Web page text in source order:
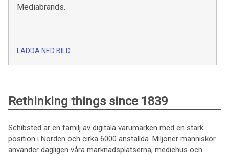
Mediabrands.
LADDA NED BILD
Rethinking things since 1839
Schibsted är en familj av digitala varumärken med en stark
position i Norden och cirka 6000 anställda. Miljoner människor
använder dagligen våra marknadsplatserna, mediehus och